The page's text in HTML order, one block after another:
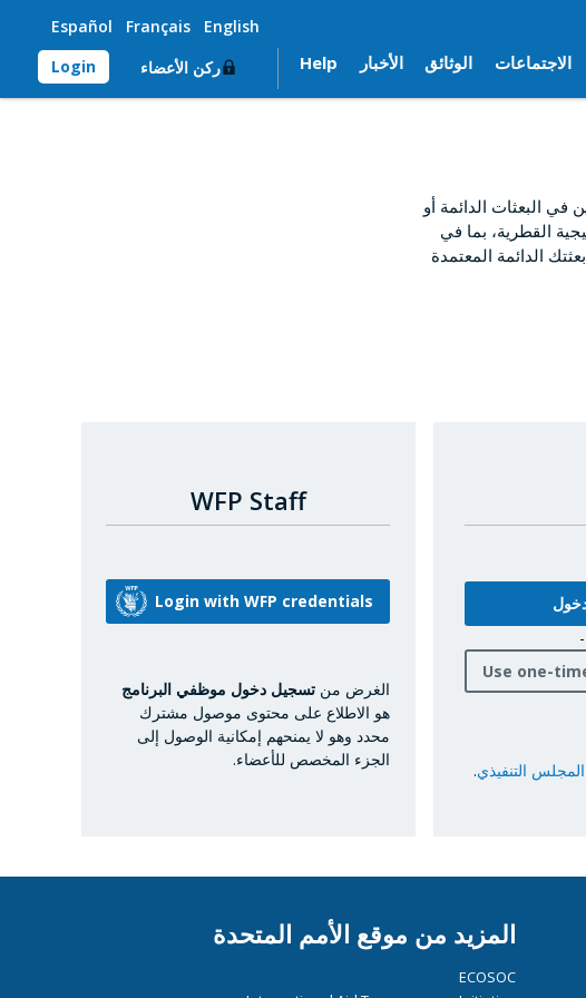
English
Français
Español
الاجتماعات الوثائق الأخبار Help ركن الأعضاء Login
البعثات الدائمة أو
القطرية، بما في
الدائمة المعتمدة
WFP Staff
الغرض من تسجيل دخول موظفي البرنامج
هو الاطلاع على محتوى موصول مشترك
محدد وهو لا يمنحهم إمكانية الوصول إلى
الجزء المخصص للأعضاء.
Use one-
المجلس التنفيذي.
المزيد من موقع الأمم المتحدة
ECOSOC